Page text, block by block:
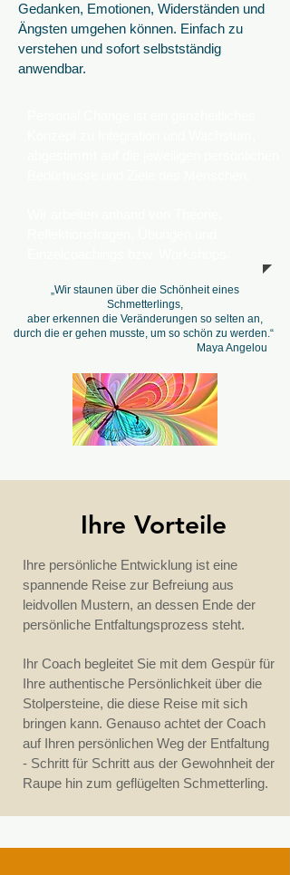
Gedanken, Emotionen, Widerständen und
Ängsten umgehen können. Einfach zu
verstehen und sofort selbstständig
anwendbar.
„Wir staunen über die Schönheit eines
Schmetterlings,
aber erkennen die Veränderungen so selten an,
durch die er gehen musste, um so schön zu werden.“
Maya Angelou
Ihre Vorteile
Ihre Vorteile
Ihre persönliche Entwicklung ist eine
spannende Reise zur Befreiung aus
leidvollen Mustern, an dessen Ende der
persönliche Entfaltungsprozess steht.
Ihr Coach begleitet Sie mit dem Gespür für
Ihre authentische Persönlichkeit über die
Stolpersteine, die diese Reise mit sich
bringen kann. Genauso achtet der Coach
auf Ihren persönlichen Weg der Entfaltung
- Schritt für Schritt aus der Gewohnheit der
Raupe hin zum geflügelten Schmetterling.